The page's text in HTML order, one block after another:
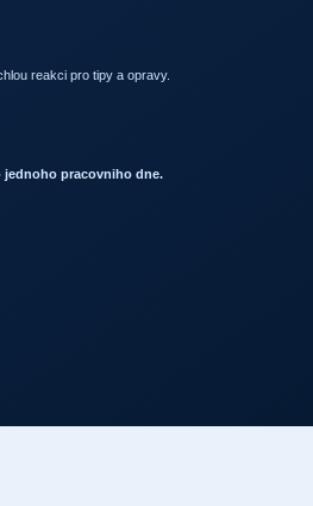
reakci pro tipy a opravy.
jednoho pracovniho dne.